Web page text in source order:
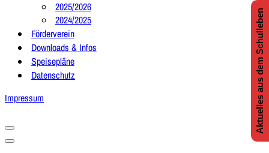
2025/2026
2024/2025
Förderverein
Downloads & Infos
Speisepläne
Datenschutz
Impressum
Navigationsmenü
Navigationsmenü
Aktuelles aus dem Schulleben